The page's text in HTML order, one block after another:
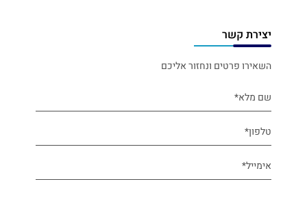
יצירת קשר
השאירו פרטים ונחזור אליכם